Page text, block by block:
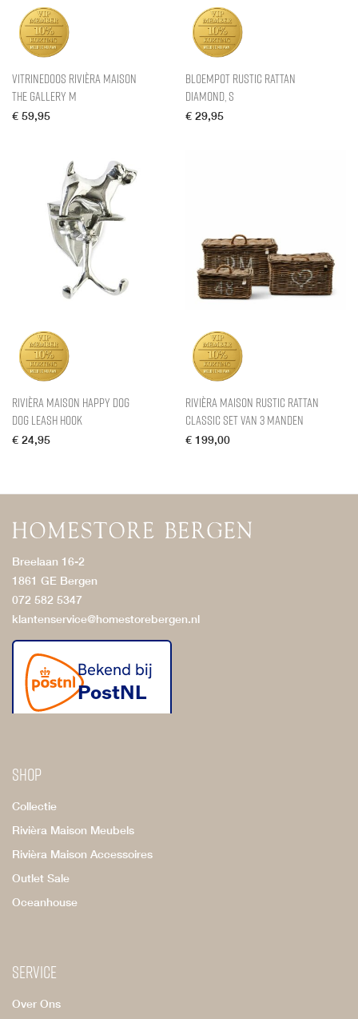
Vitrinedoos Rivièra Maison
The Gallery M
€ 59,95
Bloempot Rustic Rattan
Diamond, S
€ 29,95
Rivièra Maison Happy Dog
Dog Leash Hook
€ 24,95
Rivièra Maison Rustic Rattan
Classic Set van 3 Manden
€ 199,00
Breelaan 16-2
1861 GE Bergen
072 582 5347
klantenservice@homestorebergen.nl
Shop
Collectie
Rivièra Maison Meubels
Rivièra Maison Accessoires
Outlet Sale
Oceanhouse
Service
Over Ons